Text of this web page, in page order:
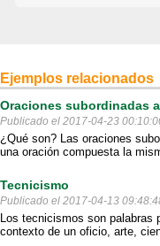
Ejemplos relacionados
Oraciones subordinadas
Publicado el 2017-04-23
¿Qué son? Las oraciones
una oración compuesta la
Tecnicismo
Publicado el 2017-04-13
Los tecnicismos son palabras
contexto de un oficio, arte,